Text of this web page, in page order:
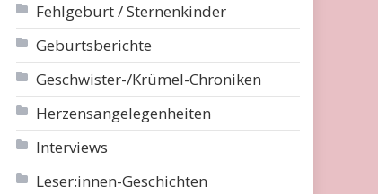
Fehlgeburt / Sternenkinder
Geburtsberichte
Geschwister-/Krümel-Chroniken
Herzensangelegenheiten
Interviews
Leser:innen-Geschichten